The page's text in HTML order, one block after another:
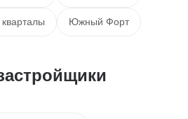
Южный Форт